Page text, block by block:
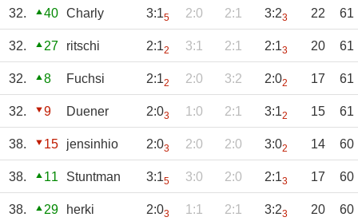
32. 40 Charly 3:15 2:0 2:1 3:23 22 61
32. 27 ritschi 2:12 3:1 2:1 2:13 20 61
32. 8 Fuchsi 2:12 2:0 3:2 2:02 17 61
32. 9 Duener 2:03 1:0 2:1 3:12 15 61
38. 15 jensinhio 2:03 2:0 2:0 3:02 14 60
38. 11 Stuntman 3:15 3:0 2:0 2:13 17 60
38. 29 herki 2:03 1:1 2:1 3:23 20 60